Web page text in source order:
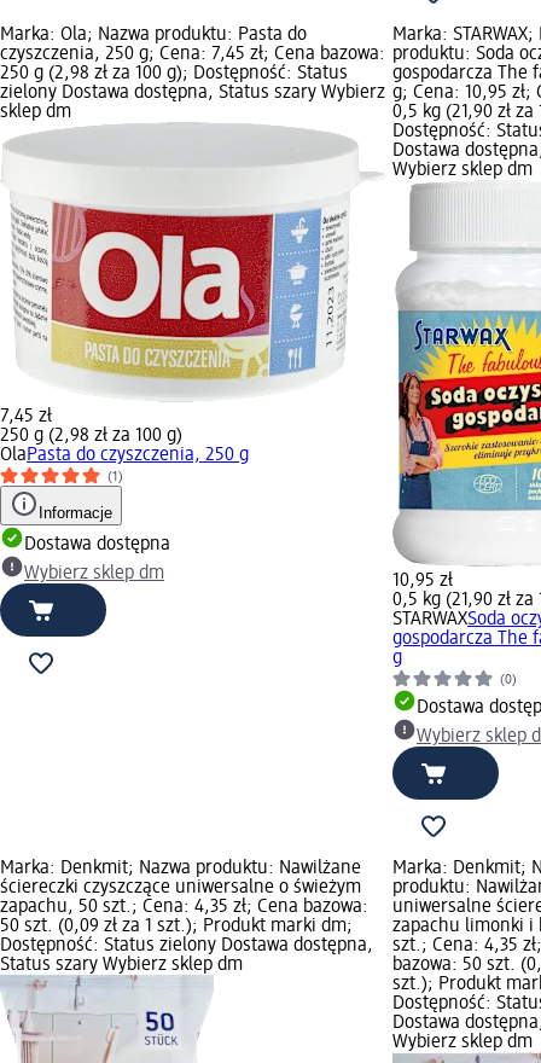
Marka: Ola; Nazwa produktu: Pasta do
czyszczenia, 250 g; Cena: 7,45 zł; Cena bazowa:
250 g (2,98 zł za 100 g); Dostępność: Status
zielony Dostawa dostępna, Status szary Wybierz
sklep dm
7,45 zł
250 g (2,98 zł za 100 g)
OlaPasta do czyszczenia, 250 g
(1)
Informacje
Dostawa dostępna
Wybierz sklep dm
Marka: STARWAX;
produktu: Soda
gospodarcza The
g; Cena: 10,95 zł;
0,5 kg (21,90 zł za
Dostępność:
Dostawa
Wybierz sklep dm
10,95 zł
0,5 kg (21,90 zł za
STARWAXSoda
gospodarcza The
g
(0)
Dostawa
Wybierz sklep
Marka: Denkmit; Nazwa produktu: Nawilżane
ściereczki czyszczące uniwersalne o świeżym
zapachu, 50 szt.; Cena: 4,35 zł; Cena bazowa:
50 szt. (0,09 zł za 1 szt.); Produkt marki dm;
Dostępność: Status zielony Dostawa dostępna,
Status szary Wybierz sklep dm
Marka: Denkmit;
produktu:
uniwersalne
zapachu limonki i
szt.; Cena: 4,35
bazowa: 50 szt.
szt.); Produkt
Dostępność:
Dostawa
Wybierz sklep dm